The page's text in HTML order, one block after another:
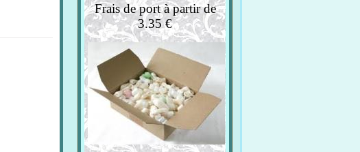
Frais de port à partir de
3.35 €